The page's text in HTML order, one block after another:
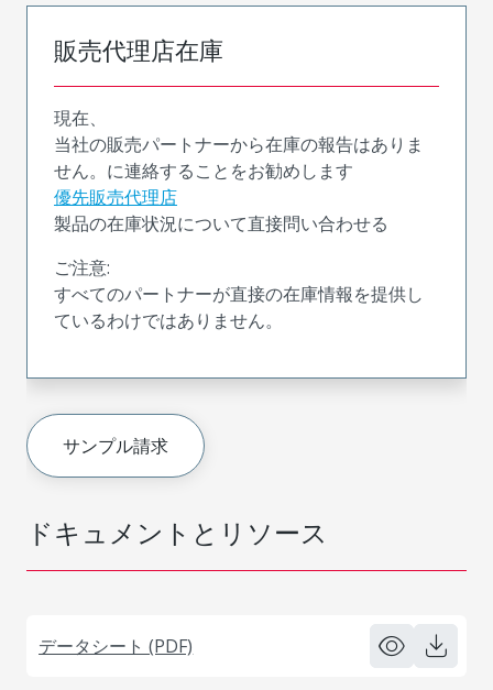
ドキュメントとリソース
データシート (PDF)
販売代理店在庫
現在、
当社の販売パートナーから在庫の報告はありま
せん。に連絡することをお勧めします
優先販売代理店
製品の在庫状況について直接問い合わせる
ご注意:
すべてのパートナーが直接の在庫情報を提供し
ているわけではありません。
サンプル請求